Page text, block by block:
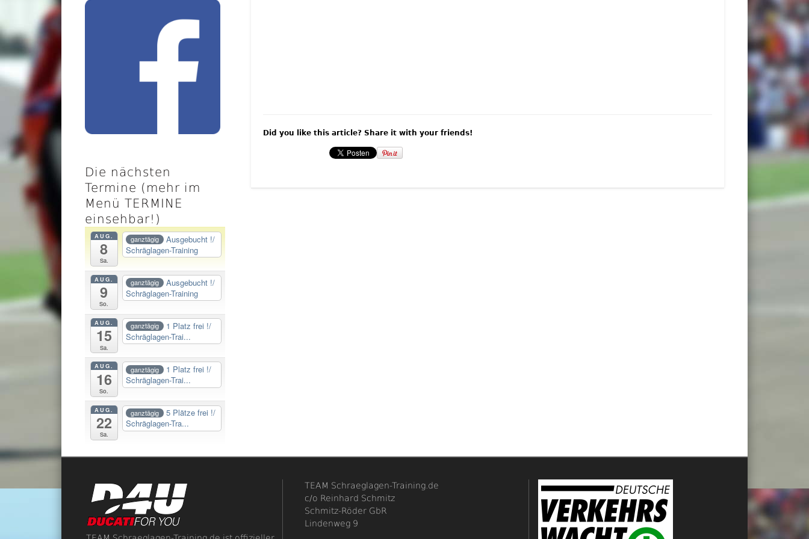
Did you like this article? Share it with your friends!
Die nächsten
Termine (mehr im
Menü TERMINE
einsehbar!)
AUG.
8
Sa.
ganztägig
Ausgebucht !/
Schräglagen-Training
AUG.
9
So.
ganztägig
Ausgebucht !/
Schräglagen-Training
AUG.
15
Sa.
ganztägig
1 Platz frei !/
Schräglagen-Trai...
AUG.
16
So.
ganztägig
1 Platz frei !/
Schräglagen-Trai...
AUG.
22
Sa.
ganztägig
5 Plätze frei !/
Schräglagen-Tra...
TEAM Schraeglagen-Training.de
c/o Reinhard Schmitz
Schmitz-Röder GbR
Lindenweg 9